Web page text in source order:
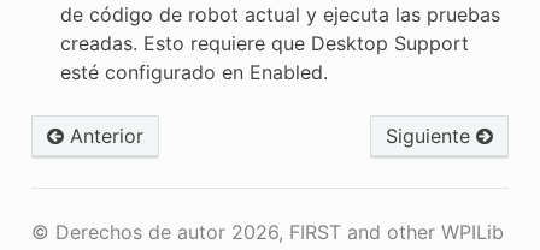
de código de robot actual y ejecuta las pruebas
creadas. Esto requiere que Desktop Support
esté configurado en Enabled.
Anterior Siguiente
© Derechos de autor 2026, FIRST and other WPILib